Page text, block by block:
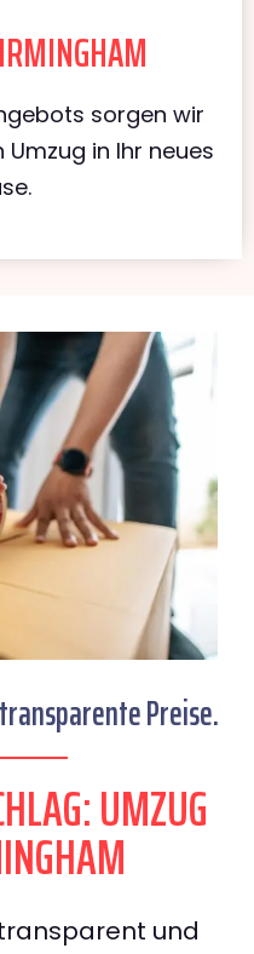
sorgen wir
in Ihr neues
Preise.
UMZUG
und